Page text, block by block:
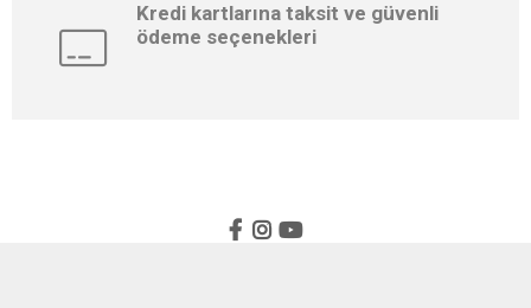
Kredi kartlarına taksit ve güvenli
ödeme seçenekleri